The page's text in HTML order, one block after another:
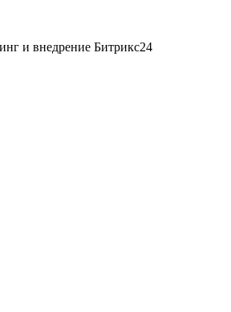
и внедрение Битрикс24